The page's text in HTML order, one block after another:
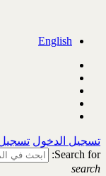
English
تسجيل الدخول
Search for:
search